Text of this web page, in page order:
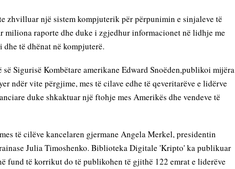
zhvilluar një sistem kompjuterik për përpunimin e sinjaleve të
miliona raporte dhe duke i zgjedhur informacionet në lidhje me
të dhënat në kompjuterë.
Sigurisë Kombëtare amerikane Edward Snoëden,publikoi mijëra
ndër vite përgjime, mes të cilave edhe të qeveritarëve e lidërve
duke shkaktuar një ftohje mes Amerikës dhe vendeve të
të cilëve kancelaren gjermane Angela Merkel, presidentin
Julia Timoshenko. Biblioteka Digitale 'Kripto' ka publikuar
fund të korrikut do të publikohen të gjithë 122 emrat e liderëve